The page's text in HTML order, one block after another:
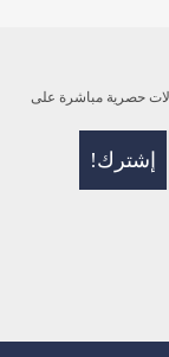
حصرية مباشرة على